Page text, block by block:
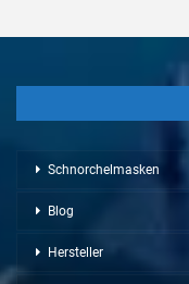
Schnorchelmasken
Blog
Hersteller